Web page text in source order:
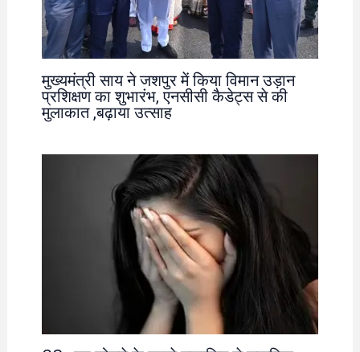
मुख्यमंत्री साय ने जशपुर में किया विमान उड़ान
प्रशिक्षण का शुभारंभ, एनसीसी कैडेट्स से की
मुलाकात ,बढ़ाया उत्साह